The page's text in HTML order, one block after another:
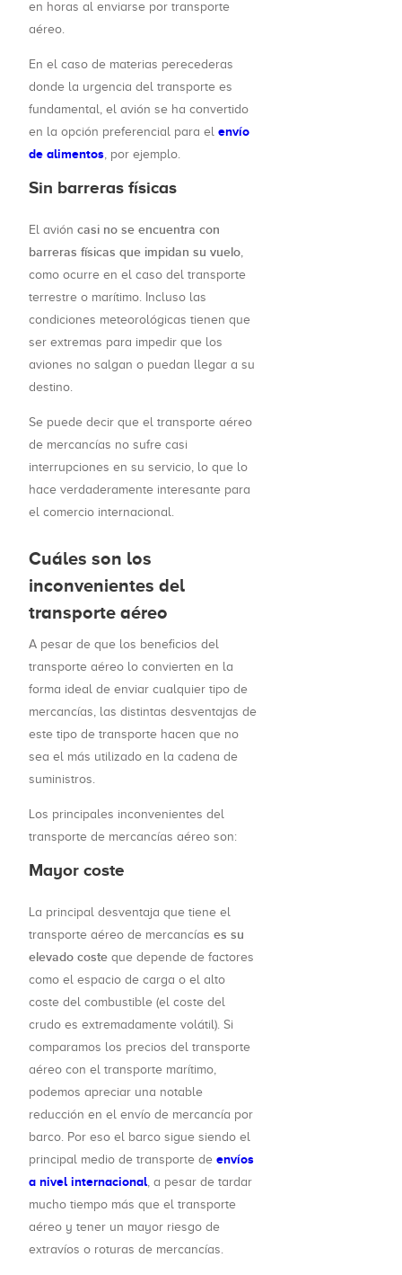
en horas al enviarse por transporte
aéreo.
En el caso de materias perecederas
donde la urgencia del transporte es
fundamental, el avión se ha convertido
en la opción preferencial para el envío
de alimentos , por ejemplo.
Sin barreras físicas
El avión casi no se encuentra con
barreras físicas que impidan su vuelo
como ocurre en el caso del transporte
terrestre o marítimo. Incluso las
condiciones meteorológicas tienen que
ser extremas para impedir que los
aviones no salgan o puedan llegar a su
destino.
Se puede decir que el transporte aéreo
de mercancías no sufre casi
interrupciones en su servicio, lo que lo
hace verdaderamente interesante para
el comercio internacional.
Cuáles son los
inconvenientes del
transporte aéreo
A pesar de que los beneficios del
transporte aéreo lo convierten en la
forma ideal de enviar cualquier tipo de
mercancías, las distintas desventajas de
este tipo de transporte hacen que no
sea el más utilizado en la cadena de
suministros.
Los principales inconvenientes del
transporte de mercancías aéreo son:
Mayor coste
La principal desventaja que tiene el
transporte aéreo de mercancías es su
elevado coste que depende de factores
como el espacio de carga o el alto
coste del combustible (el coste del
crudo es extremadamente volátil). Si
comparamos los precios del transporte
aéreo con el transporte marítimo,
podemos apreciar una notable
reducción en el envío de mercancía por
barco. Por eso el barco sigue siendo el
principal medio de transporte de envíos
a nivel internacional , a pesar de tardar
mucho tiempo más que el transporte
aéreo y tener un mayor riesgo de
extravíos o roturas de mercancías.